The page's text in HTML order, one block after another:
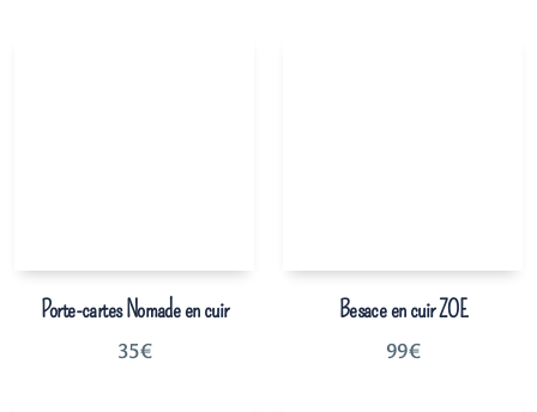
Porte-cartes Nomade en cuir
35€
Besace en cuir ZOE
99€